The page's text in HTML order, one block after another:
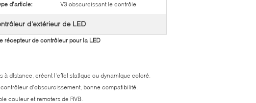
d'article: V3 obscurcissant le contrôle
d'extérieur de LED
récepteur de contrôleur pour la LED
à distance, créent l'effet statique ou dynamique coloré.
d'obscurcissement, bonne compatibilité.
couleur et remoters de RVB.